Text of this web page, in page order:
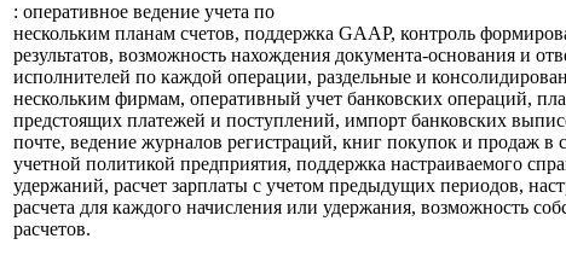
: оперативное ведение учета по
нескольким планам счетов, поддержка GAAP, контроль
результатов, возможность нахождения документа-основания и
исполнителей по каждой операции, раздельные и
нескольким фирмам, оперативный учет банковских операций,
предстоящих платежей и поступлений, импорт банковских
почте, ведение журналов регистраций, книг покупок и продаж в
учетной политикой предприятия, поддержка настраиваемого
удержаний, расчет зарплаты с учетом предыдущих периодов,
расчета для каждого начисления или удержания, возможность
расчетов.